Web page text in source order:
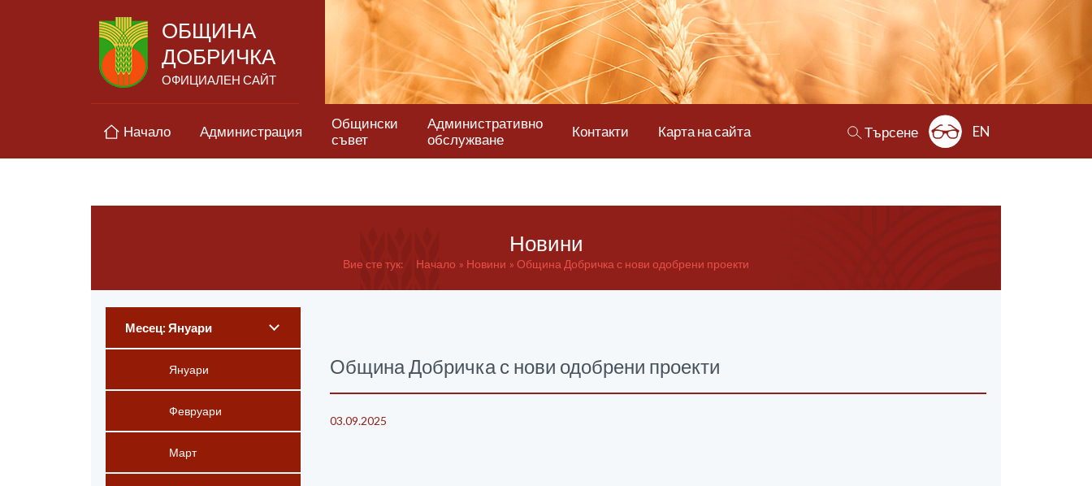
ОБЩИНА
ДОБРИЧКА
ОФИЦИАЛЕН САЙТ
Начало Администрация
Общински
съвет
Административно
обслужване
Контакти Карта на сайта Търсене EN
Новини
Вие сте тук: Начало Новини Община Добричка с нови одобрени проекти
Месец: Януари
Януари
Февруари
Март
Община Добричка с нови одобрени проекти
03.09.2025